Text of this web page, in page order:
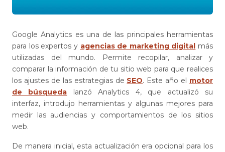
Google Analytics es una de las principales herramientas
para los expertos y agencias de marketing digital más
utilizadas del mundo. Permite recopilar, analizar y
comparar la información de tu sitio web para que realices
los ajustes de las estrategias de SEO. Este año el motor
de búsqueda lanzó Analytics 4, que actualizó su
interfaz, introdujo herramientas y algunas mejores para
medir las audiencias y comportamientos de los sitios
web.
De manera inicial, esta actualización era opcional para los